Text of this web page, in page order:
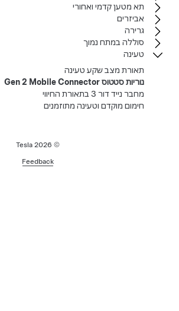
תא מטען קדמי ואחורי
אביזרים
גרירה
סוללה במתח נמוך
טעינה
תאורת מצב שקע טעינה
נוריות סטטוס Gen 2 Mobile Connector
מחבר נייד דור 3 בתאורת החיווי
חימום מוקדם וטעינה מתוזמנים
2026
Feedback